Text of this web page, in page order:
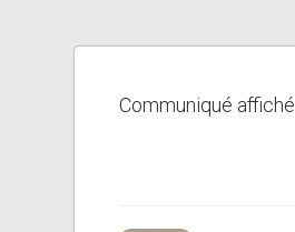
Communiqué affiché